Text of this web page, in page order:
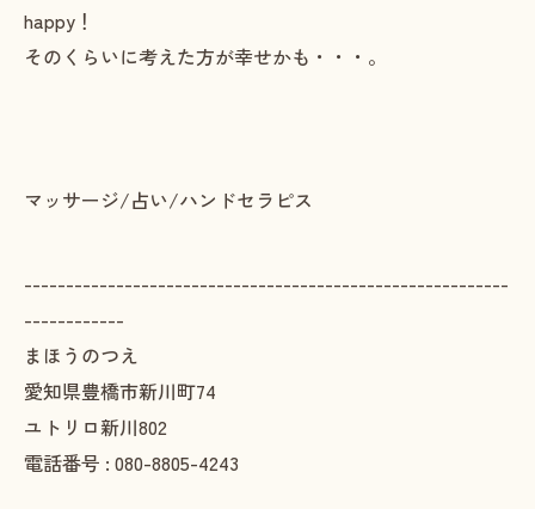
happy！
そのくらいに考えた方が幸せかも・・・。
マッサージ/占い/ハンドセラピス
----------------------------------------------------------
------------
まほうのつえ
愛知県豊橋市新川町74
ユトリロ新川802
電話番号 : 080-8805-4243